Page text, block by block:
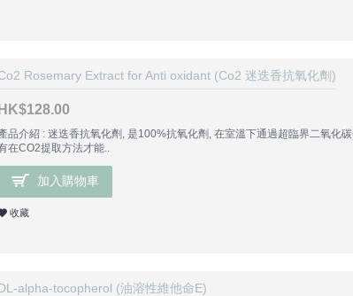
Rosemary Extract for Anti oxidant (Co2 迷迭香抗氧化劑)
品介紹 : 迷迭香抗氧化劑, 是100%抗氧化劑, 在室溫下通過超臨界二氧化
在CO2提取方法才能..
加入購物車
收藏
alpha-tocopherol (油溶性維他命E)